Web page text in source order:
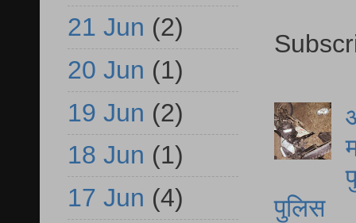
पुलिस
21 Jun (2)
20 Jun (1)
19 Jun (2)
18 Jun (1)
17 Jun (4)